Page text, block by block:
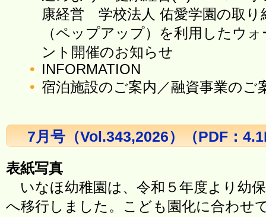
康経営 学校法人 佑愛学園の取り
（ペップアップ）を利用したウ
ント開催のお知らせ
INFORMATION
宿泊施設のご案内／融資事業のご
7月号（Vol.343,2026）（PDF：
表紙写真
いなほ幼稚園は、令和５年度より幼
へ移行しました。こども園化に合わせ